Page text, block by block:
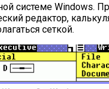
системе Windows.
редактор,
сеткой.